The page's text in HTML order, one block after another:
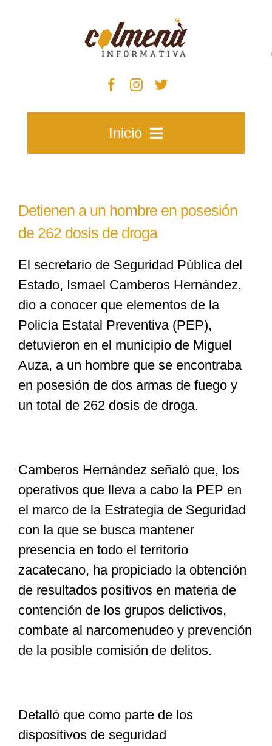
Inicio
Zacatecas
Municipios
Especiales
Nacional
Opinión
Nosotros
Detienen a un hombre en posesión
de 262 dosis de droga
El secretario de Seguridad Pública del
Estado, Ismael Camberos Hernández,
dio a conocer que elementos de la
Policía Estatal Preventiva (PEP),
detuvieron en el municipio de Miguel
Auza, a un hombre que se encontraba
en posesión de dos armas de fuego y
un total de 262 dosis de droga.
Camberos Hernández señaló que, los
operativos que lleva a cabo la PEP en
el marco de la Estrategia de Seguridad
con la que se busca mantener
presencia en todo el territorio
zacatecano, ha propiciado la obtención
de resultados positivos en materia de
contención de los grupos delictivos,
combate al narcomenudeo y prevención
de la posible comisión de delitos.
Detalló que como parte de los
dispositivos de seguridad